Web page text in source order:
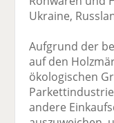
Ukraine,
Aufgrund der
auf den
ökologischen
andere